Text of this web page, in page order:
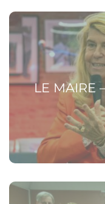
LE MAIRE
Voir la page Le
Voir la page Les